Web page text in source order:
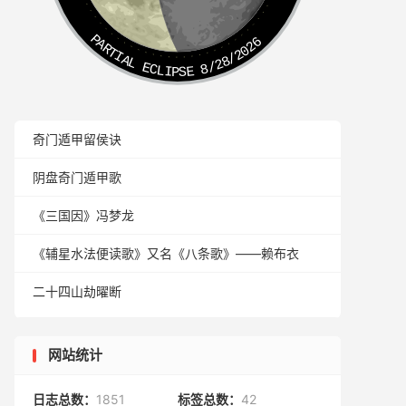
PARTIAL ECLIPSE 8/28/2026
奇门遁甲留侯诀
阴盘奇门遁甲歌
《三国因》冯梦龙
《辅星水法便读歌》又名《八条歌》——赖布衣
二十四山劫曜断
网站统计
日志总数： 1851 标签总数： 42